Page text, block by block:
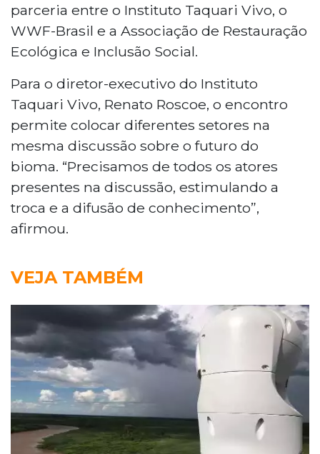
parceria entre o Instituto Taquari Vivo, o
WWF-Brasil e a Associação de Restauração
Ecológica e Inclusão Social.
Para o diretor-executivo do Instituto
Taquari Vivo, Renato Roscoe, o encontro
permite colocar diferentes setores na
mesma discussão sobre o futuro do
bioma. “Precisamos de todos os atores
presentes na discussão, estimulando a
troca e a difusão de conhecimento”,
afirmou.
VEJA TAMBÉM